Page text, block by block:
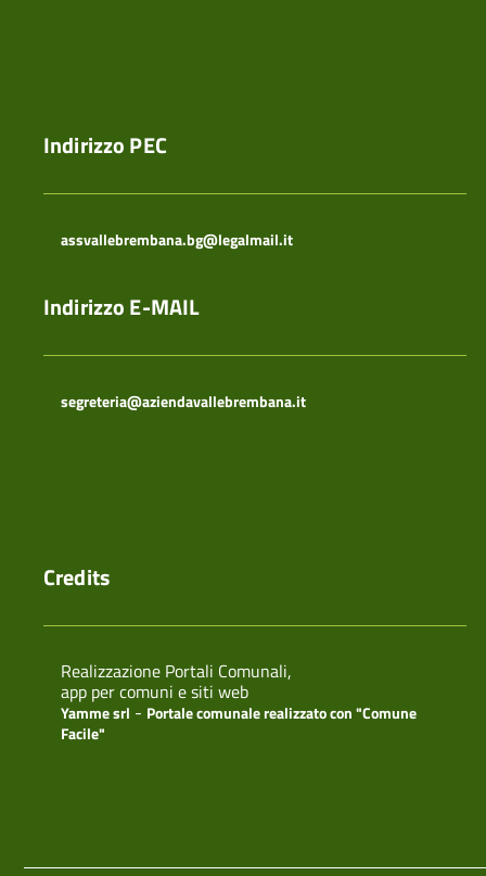
Indirizzo PEC
assvallebrembana.bg@legalmail.it
Indirizzo E-MAIL
segreteria@aziendavallebrembana.it
Credits
Realizzazione Portali Comunali,
app per comuni e siti web
Yamme srl - Portale comunale realizzato con "Comune
Facile"